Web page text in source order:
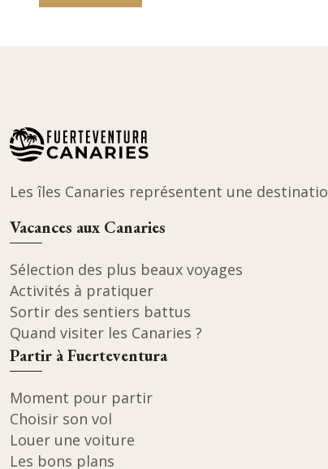
Les îles Canaries représentent une
Vacances aux Canaries
Sélection des plus beaux voyages
Activités à pratiquer
Sortir des sentiers battus
Quand visiter les Canaries ?
Partir à Fuerteventura
Moment pour partir
Choisir son vol
Louer une voiture
Les bons plans